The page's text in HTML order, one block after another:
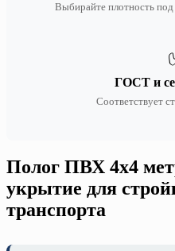
Выбирайте плотность
ГОСТ и
Соответствует
Полог ПВХ 4х4
укрытие для
транспорта